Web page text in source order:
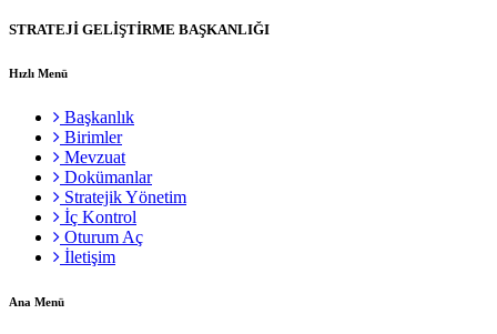
STRATEJİ GELİŞTİRME BAŞKANLIĞI
Hızlı Menü
Başkanlık
Birimler
Mevzuat
Dokümanlar
Stratejik Yönetim
İç Kontrol
Oturum Aç
İletişim
Ana Menü